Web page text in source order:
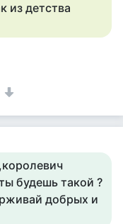
из детства
будешь такой ?
добрых и